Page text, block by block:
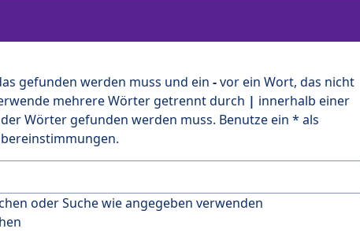
gefunden werden muss und ein -vor ein Wort, das nicht
mehrere Wörter getrennt durch | innerhalb einer
Wörter gefunden werden muss. Benutze ein * als
oder Suche wie angegeben verwenden